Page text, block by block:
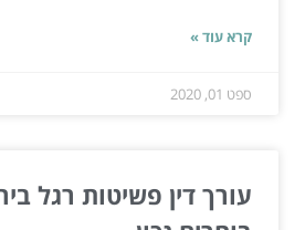
קרא עוד »
ספט 01, 2020
עורך דין פשיטות רגל